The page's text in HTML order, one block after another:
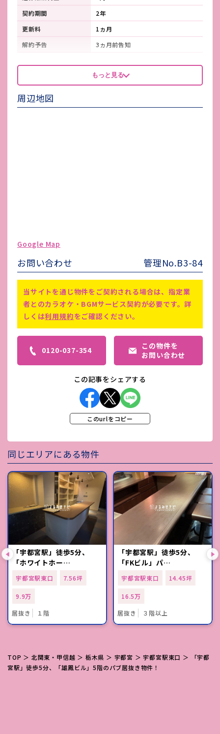
契約期間
2年
更新料
1ヵ月
解約予告
3ヵ月前告知
看板製作費
借主負担
看板使用料・
維持管理費
-
鍵交換費
-
備考 仲介手数料1ヵ月、前家賃
もっと見る
周辺地図
Google Map
お問い合わせ 管理No.B3-84
当サイトを通じ物件をご契約される場合は、指定業
者とのカラオケ・BGMサービス契約が必要です。詳
しくは利用規約をご確認ください。
0120-037-354
この物件を
お問い合わせ
この記事をシェアする
このurlをコピー
同じエリアにある物件
「宇都宮駅」徒歩5分、
「ホワイトホー…
宇都宮駅東口 7.56坪
9.9万
居抜き
１階
「宇都宮駅」徒歩5分、
「FKビル」パ…
宇都宮駅東口 14.45坪
16.5万
居抜き
３階以上
TOP ＞ 北関東・甲信越 ＞ 栃木県 ＞ 宇都宮 ＞宇都宮駅東口 ＞ 「宇都
宮駅」徒歩5分、「雄鳳ビル」5階のパブ居抜き物件！